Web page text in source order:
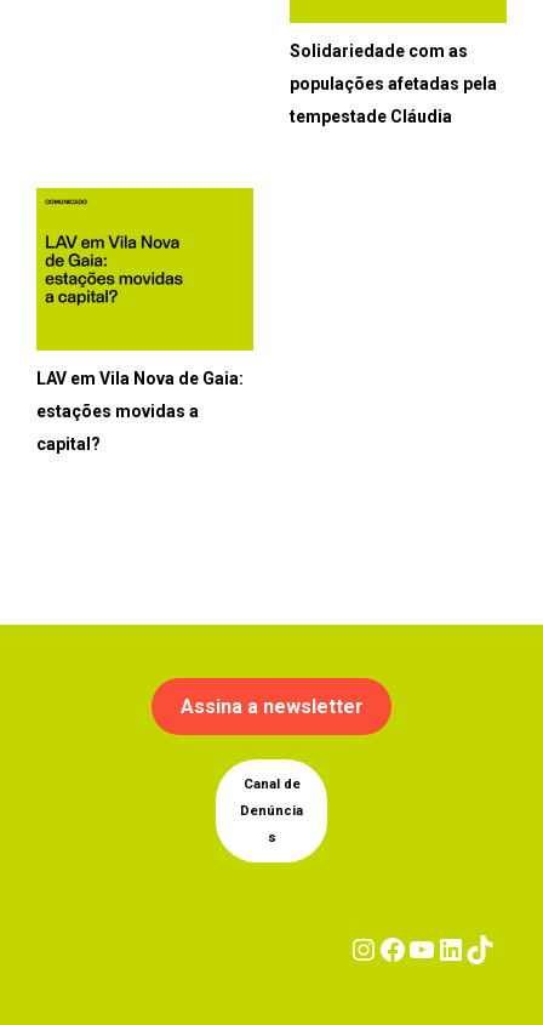
Solidariedade com as
populações afetadas pela
tempestade Cláudia
LAV em Vila Nova de Gaia:
estações movidas a
capital?
Assina a newsletter
Canal de
Denúncia
s
Instagram
Facebook